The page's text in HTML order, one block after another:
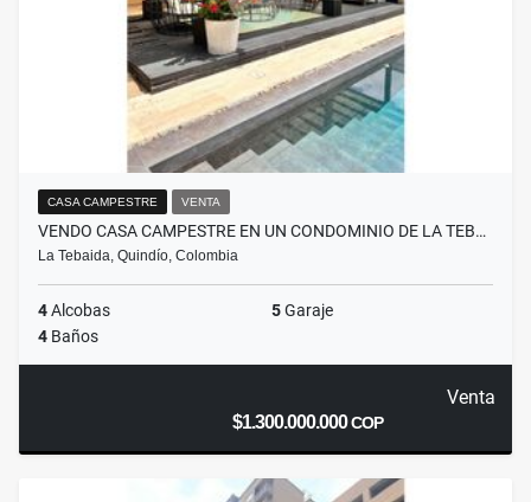
CASA CAMPESTRE VENTA
VENDO CASA CAMPESTRE EN UN CONDOMINIO DE LA TEB…
La Tebaida, Quindío, Colombia
4Alcobas 5Garaje
4 Baños
Venta
$1.300.000.000COP